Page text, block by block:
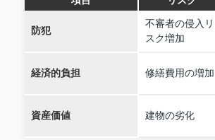
防犯
不審者の侵入リ
スク増加
経済的負担 修繕費用の増加
資産価値 建物の劣化